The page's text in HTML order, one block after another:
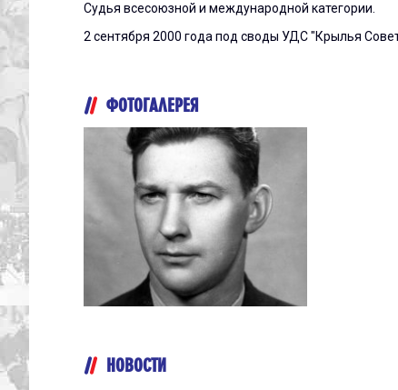
Судья всесоюзной и международной категории.
2 сентября 2000 года под своды УДС "Крылья
ФОТОГАЛЕРЕЯ
НОВОСТИ